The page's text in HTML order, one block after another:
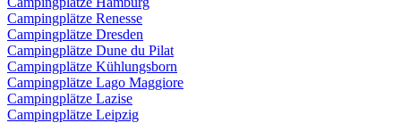
Campingplätze Renesse
Campingplätze Dresden
Campingplätze Dune du Pilat
Campingplätze Kühlungsborn
Campingplätze Lago Maggiore
Campingplätze Lazise
Campingplätze Leipzig